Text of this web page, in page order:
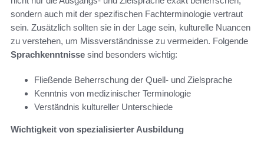
sondern auch mit der spezifischen Fachterminologie vertraut
sein. Zusätzlich sollten sie in der Lage sein, kulturelle Nuancen
zu verstehen, um Missverständnisse zu vermeiden. Folgende
Sprachkenntnisse sind besonders wichtig:
Fließende Beherrschung der Quell- und Zielsprache
Kenntnis von medizinischer Terminologie
Verständnis kultureller Unterschiede
Wichtigkeit von spezialisierter Ausbildung